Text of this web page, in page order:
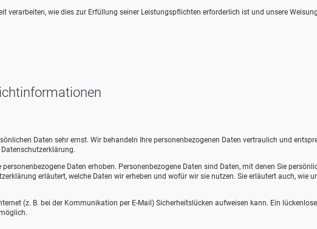
verarbeiten, wie dies zur Erfüllung seiner Leistungspflichten erforderlich ist und unsere
Daten sehr ernst. Wir behandeln Ihre personenbezogenen Daten vertraulich und
Daten erhoben. Personenbezogene Daten sind Daten, mit denen Sie
erläutert, welche Daten wir erheben und wofür wir sie nutzen. Sie erläutert auch, wie
(z. B. bei der Kommunikation per E-Mail) Sicherheitslücken aufweisen kann. Ein